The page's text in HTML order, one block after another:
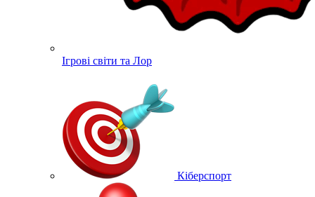
Ігрові світи та Лор
Кіберспорт